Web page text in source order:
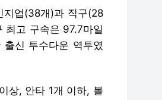
지업(38개)과 직구(28
최고 구속은 97.7마일
신 투수다운 역투였
상, 안타 1개 이하, 볼